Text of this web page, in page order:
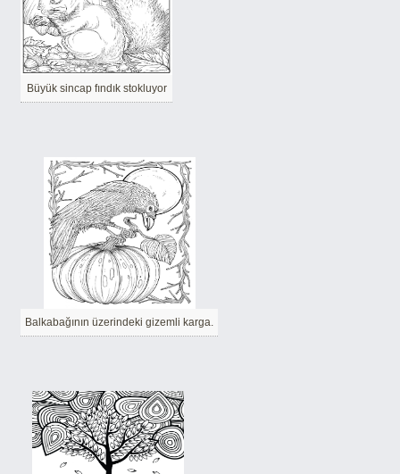
Büyük sincap fındık stokluyor
Balkabağının üzerindeki gizemli karga.